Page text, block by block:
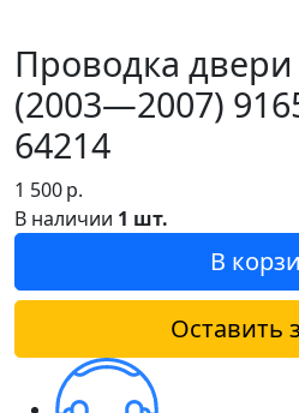
Проводка двери
(2003—2007)
64214
1 500р.
В наличии 1 шт.
В
Оставить